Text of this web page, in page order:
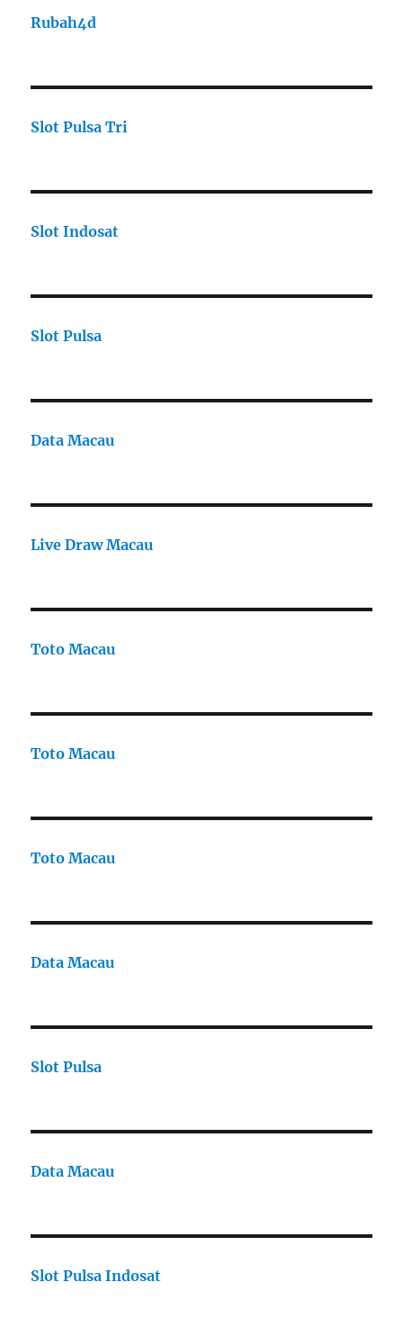
Rubah4d
Slot Pulsa Tri
Slot Indosat
Slot Pulsa
Data Macau
Live Draw Macau
Toto Macau
Toto Macau
Toto Macau
Data Macau
Slot Pulsa
Data Macau
Slot Pulsa Indosat